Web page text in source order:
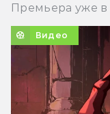
Премьера уже в
Видео